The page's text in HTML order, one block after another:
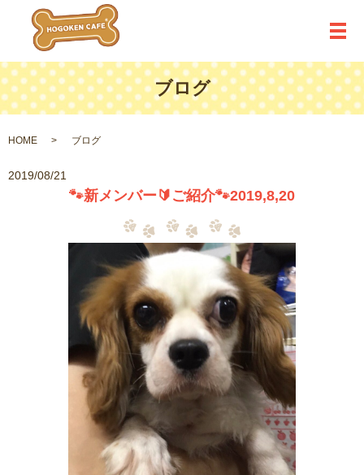
メ
ブログ
HOME ブログ
2019/08/21
🐾新メンバー🔰ご紹介🐾2019,8,20